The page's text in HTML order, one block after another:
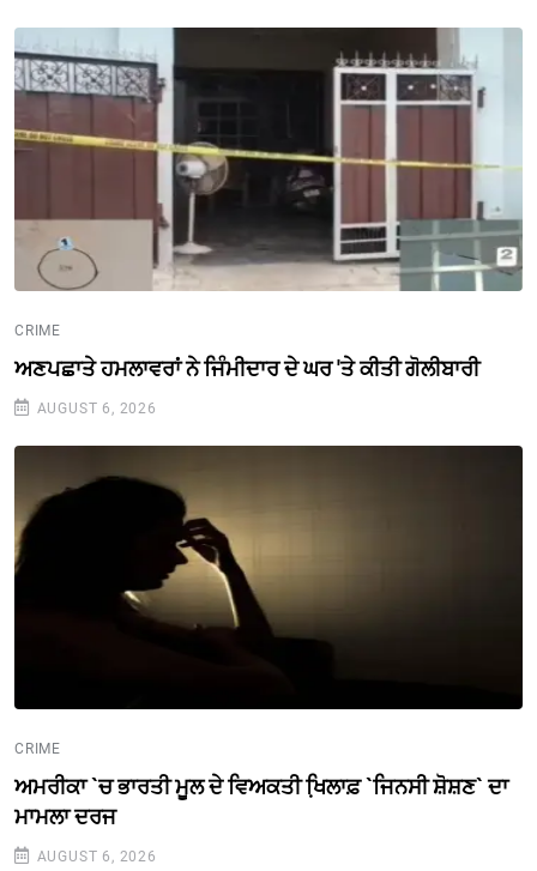
CRIME
ਅਣਪਛਾਤੇ ਹਮਲਾਵਰਾਂ ਨੇ ਜਿੰਮੀਦਾਰ ਦੇ ਘਰ 'ਤੇ ਕੀਤੀ ਗੋਲੀਬਾਰੀ
AUGUST 6, 2026
CRIME
ਅਮਰੀਕਾ `ਚ ਭਾਰਤੀ ਮੂਲ ਦੇ ਵਿਅਕਤੀ ਖਿ਼ਲਾਫ਼ `ਜਿਨਸੀ ਸ਼ੋਸ਼ਣ` ਦਾ
ਮਾਮਲਾ ਦਰਜ
AUGUST 6, 2026